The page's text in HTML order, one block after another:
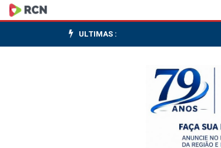
Aneel:
PropostaULTIMAS :